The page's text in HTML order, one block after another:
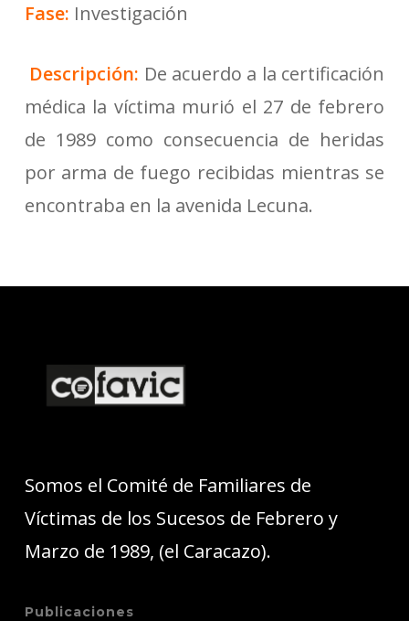
Fase: Investigación
Descripción: De acuerdo a la certificación
médica la víctima murió el 27 de febrero
de 1989 como consecuencia de heridas
por arma de fuego recibidas mientras se
encontraba en la avenida Lecuna.
Somos el Comité de Familiares de
Víctimas de los Sucesos de Febrero y
Marzo de 1989, (el Caracazo).
Publicaciones